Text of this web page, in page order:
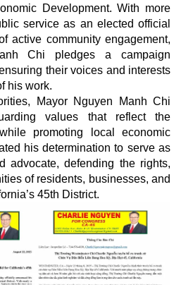
Development. With more
service as an elected official
active community engagement,
Chi pledges a campaign
their voices and interests
his work.
Mayor Nguyen Manh Chi
values that reflect the
promoting local economic
his determination to serve as
advocate, defending the rights,
of residents, businesses, and
45th District.